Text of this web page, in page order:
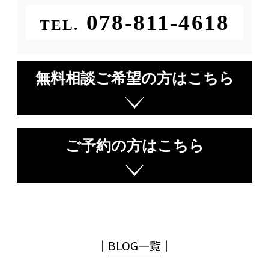
TEL. 078-811-4618
無料相談ご希望の方はこちら
ご予約の方はこちら
│ BLOG一覧 │